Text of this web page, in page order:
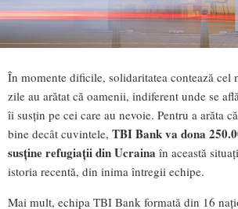
În momente dificile, solidaritatea contează cel
zile au arătat că oamenii, indiferent unde se
îi susțin pe cei care au nevoie. Pentru a arăta
bine decât cuvintele, TBI Bank va dona
susține refugiații din Ucraina în această
istoria recentă, din inima întregii echipe.
Mai mult, echipa TBI Bank formată din 16